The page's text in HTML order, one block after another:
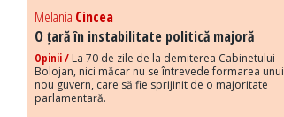
Melania Cincea
O țară în instabilitate politică majoră
Opinii / La 70 de zile de la demiterea Cabinetului
Bolojan, nici măcar nu se întrevede formarea unui
nou guvern, care să fie sprijinit de o majoritate
parlamentară.